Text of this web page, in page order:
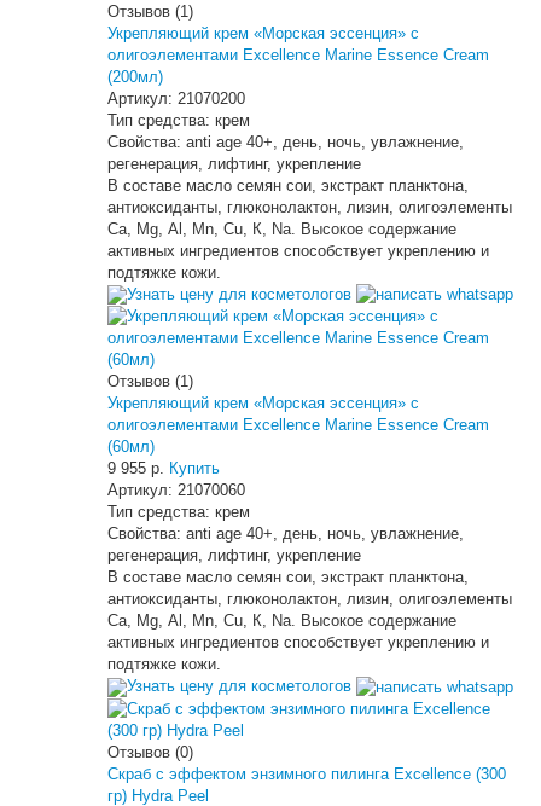
Отзывов (1)
Укрепляющий крем «Морская эссенция» с
олигоэлементами Excellence Marine Essence Cream
(200мл)
Артикул: 21070200
Тип средства: крем
Свойства: anti age 40+, день, ночь, увлажнение,
регенерация, лифтинг, укрепление
В составе масло семян сои, экстракт планктона,
антиоксиданты, глюконолактон, лизин, олигоэлементы
Са, Мg, Аl, Мn, Сu, К, Nа. Высокое содержание
активных ингредиентов способствует укреплению и
подтяжке кожи.
Узнать цену для косметологов
Отзывов (1)
Укрепляющий крем «Морская эссенция» с
олигоэлементами Excellence Marine Essence Cream
(60мл)
9 955 р. Купить
Артикул:21070060
Тип средства: крем
Свойства: anti age 40+, день, ночь, увлажнение,
регенерация, лифтинг, укрепление
В составе масло семян сои, экстракт планктона,
антиоксиданты, глюконолактон, лизин, олигоэлементы
Са, Мg, Аl, Мn, Сu, К, Nа. Высокое содержание
активных ингредиентов способствует укреплению и
подтяжке кожи.
Узнать цену для косметологов
Отзывов (0)
Скраб с эффектом энзимного пилинга Excellence (300
гр) Hydra Peel